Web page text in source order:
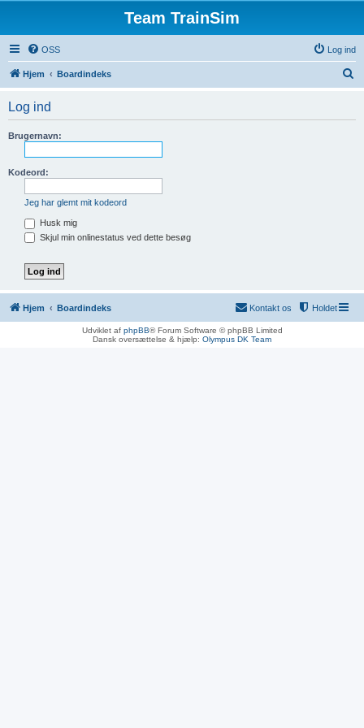
Team TrainSim
OSS Log ind
Hjem Boardindeks
Log ind
Brugernavn:
Kodeord:
Jeg har glemt mit kodeord
Husk mig
Skjul min onlinestatus ved dette besøg
Hjem Boardindeks Holdet
Kontakt os
Udviklet af phpBB® Forum Software © phpBB Limited
Dansk oversættelse & hjælp: Olympus DK Team